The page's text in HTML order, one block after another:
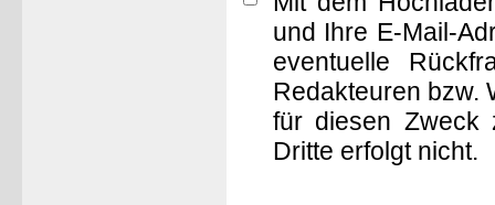
und Ihre E-Mail-
eventuelle
Redakteuren bzw.
für diesen Zweck
Dritte erfolgt nicht.